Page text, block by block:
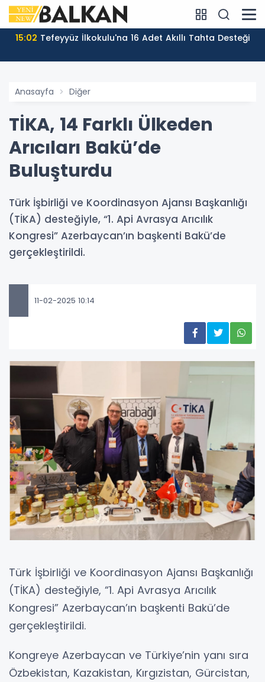
15:02 Tefeyyüz İlkokulu'na 16 Adet Akıllı Tahta Desteği
Anasayfa Diğer
TİKA, 14 Farklı Ülkeden
Arıcıları Bakü’de
Buluşturdu
Türk İşbirliği ve Koordinasyon Ajansı Başkanlığı
(TİKA) desteğiyle, “1. Api Avrasya Arıcılık
Kongresi” Azerbaycan’ın başkenti Bakü’de
gerçekleştirildi.
11-02-2025 10:14
Türk İşbirliği ve Koordinasyon Ajansı Başkanlığı
(TİKA) desteğiyle, “1. Api Avrasya Arıcılık
Kongresi” Azerbaycan’ın başkenti Bakü’de
gerçekleştirildi.
Kongreye Azerbaycan ve Türkiye’nin yanı sıra
Özbekistan, Kazakistan, Kırgızistan, Gürcistan,